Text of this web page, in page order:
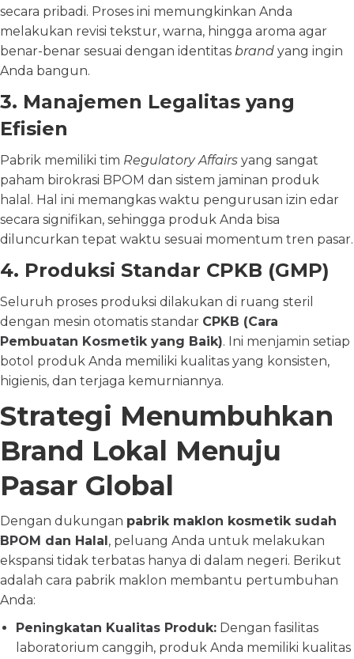
secara pribadi. Proses ini memungkinkan Anda
melakukan revisi tekstur, warna, hingga aroma agar
benar-benar sesuai dengan identitas brand yang ingin
Anda bangun.
3. Manajemen Legalitas yang
Efisien
Pabrik memiliki tim Regulatory Affairs yang sangat
paham birokrasi BPOM dan sistem jaminan produk
halal. Hal ini memangkas waktu pengurusan izin edar
secara signifikan, sehingga produk Anda bisa
diluncurkan tepat waktu sesuai momentum tren pasar.
4. Produksi Standar CPKB (GMP)
Seluruh proses produksi dilakukan di ruang steril
dengan mesin otomatis standar CPKB (Cara
Pembuatan Kosmetik yang Baik). Ini menjamin setiap
botol produk Anda memiliki kualitas yang konsisten,
higienis, dan terjaga kemurniannya.
Strategi Menumbuhkan
Brand Lokal Menuju
Pasar Global
Dengan dukungan pabrik maklon kosmetik sudah
BPOM dan Halal, peluang Anda untuk melakukan
ekspansi tidak terbatas hanya di dalam negeri. Berikut
adalah cara pabrik maklon membantu pertumbuhan
Anda:
Peningkatan Kualitas Produk: Dengan fasilitas
laboratorium canggih, produk Anda memiliki kualitas